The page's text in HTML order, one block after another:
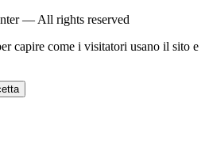
— All rights reserved
capire come i visitatori usano il sito e